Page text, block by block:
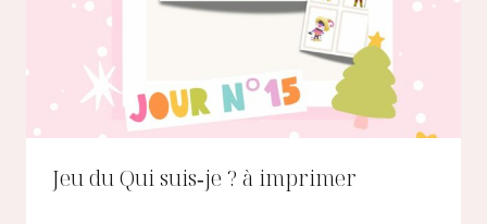
Jeu du Qui suis‑je ? à imprimer